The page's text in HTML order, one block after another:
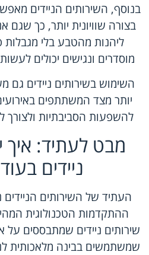
בנוסף, השירותים הניידים
בצורה שוויונית יותר, כך שגם
ליהנות מהטבע בלי מגבלות
מוסדרים ונגישים יכולים
השימוש בשירותים ניידים
יותר מצד המשתתפים
להשפעות הסביבתיות ולצורך
מבט לעתיד: איך
ניידים
העתיד של השירותים
ההתקדמות הטכנולוגית
שירותים ניידים שמתבססים על
שמשתמשים בבינה מלאכותית